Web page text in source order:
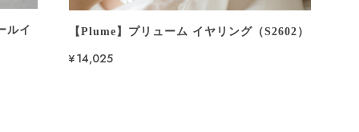
ルイ 【Plume】プリューム イヤリング（S2602）
¥14,025